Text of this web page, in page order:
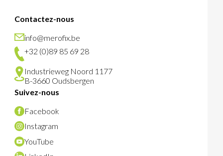
Contactez-nous
info@merofix.be
+32 (0)89 85 69 28
Industrieweg Noord 1177
B-3660 Oudsbergen
Suivez-nous
Facebook
Instagram
YouTube